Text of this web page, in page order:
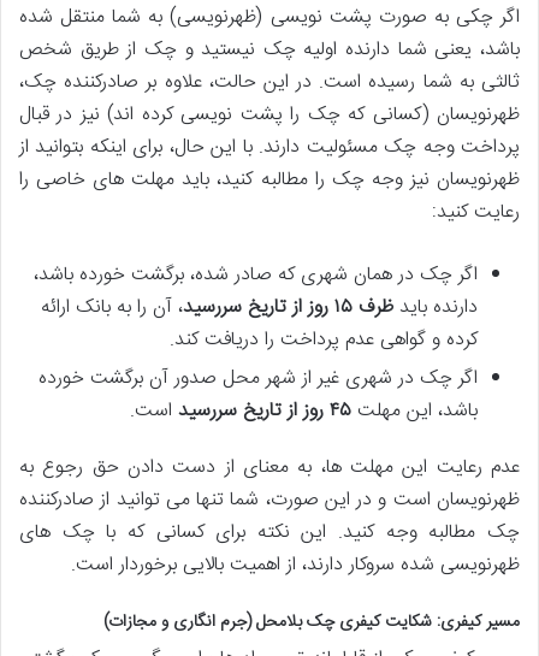
اگر چکی به صورت پشت نویسی (ظهرنویسی) به شما منتقل شده
باشد، یعنی شما دارنده اولیه چک نیستید و چک از طریق شخص
ثالثی به شما رسیده است. در این حالت، علاوه بر صادرکننده چک،
ظهرنویسان (کسانی که چک را پشت نویسی کرده اند) نیز در قبال
پرداخت وجه چک مسئولیت دارند. با این حال، برای اینکه بتوانید از
ظهرنویسان نیز وجه چک را مطالبه کنید، باید مهلت های خاصی را
رعایت کنید:
اگر چک در همان شهری که صادر شده، برگشت خورده باشد،
دارنده بایدظرف ۱۵ روز از تاریخ سررسید
، آن را به بانک ارائه
کرده و گواهی عدم پرداخت را دریافت کند.
اگر چک در شهری غیر از شهر محل صدور آن برگشت خورده
باشد، این مهلت ۴۵ روز از تاریخ سررسید
است.
عدم رعایت این مهلت ها، به معنای از دست دادن حق رجوع به
ظهرنویسان است و در این صورت، شما تنها می توانید از صادرکننده
چک مطالبه وجه کنید. این نکته برای کسانی که با چک های
ظهرنویسی شده سروکار دارند، از اهمیت بالایی برخوردار است.
مسیر کیفری: شکایت کیفری چک بلامحل (جرم انگاری و مجازات)